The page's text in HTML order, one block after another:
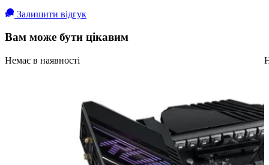
Залишити відгук
Вам може бути цікавим
Немає в наявності